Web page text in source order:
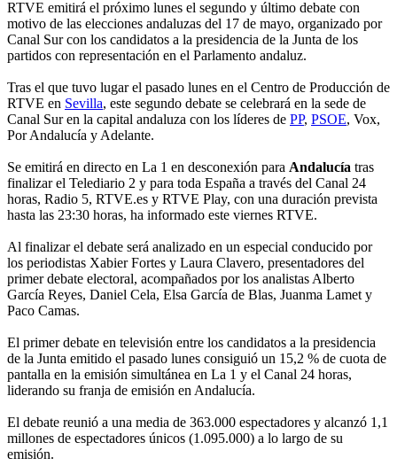
RTVE emitirá el próximo lunes el segundo y último debate con
motivo de las elecciones andaluzas del 17 de mayo, organizado por
Canal Sur con los candidatos a la presidencia de la Junta de los
partidos con representación en el Parlamento andaluz.
Tras el que tuvo lugar el pasado lunes en el Centro de Producción de
RTVE en Sevilla, este segundo debate se celebrará en la sede de
Canal Sur en la capital andaluza con los líderes de PP, PSOE, Vox,
Por Andalucía y Adelante.
Se emitirá en directo en La 1 en desconexión para Andalucía tras
finalizar el Telediario 2 y para toda España a través del Canal 24
horas, Radio 5, RTVE.es y RTVE Play, con una duración prevista
hasta las 23:30 horas, ha informado este viernes RTVE.
Al finalizar el debate será analizado en un especial conducido por
los periodistas Xabier Fortes y Laura Clavero, presentadores del
primer debate electoral, acompañados por los analistas Alberto
García Reyes, Daniel Cela, Elsa García de Blas, Juanma Lamet y
Paco Camas.
El primer debate en televisión entre los candidatos a la presidencia
de la Junta emitido el pasado lunes consiguió un 15,2 % de cuota de
pantalla en la emisión simultánea en La 1 y el Canal 24 horas,
liderando su franja de emisión en Andalucía.
El debate reunió a una media de 363.000 espectadores y alcanzó 1,1
millones de espectadores únicos (1.095.000) a lo largo de su
emisión.